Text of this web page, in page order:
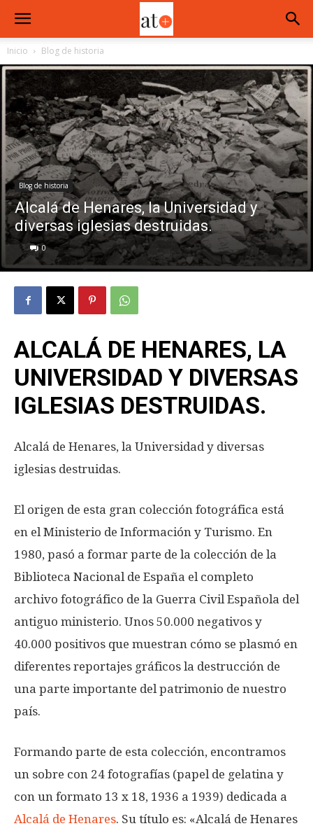
Inicio Blog de historia
Blog de historia
Alcalá de Henares, la Universidad y
diversas iglesias destruidas.
0
ALCALÁ DE HENARES, LA
UNIVERSIDAD Y DIVERSAS
IGLESIAS DESTRUIDAS.
Alcalá de Henares, la Universidad y diversas
iglesias destruidas.
El origen de esta gran colección fotográfica está
en el Ministerio de Información y Turismo. En
1980, pasó a formar parte de la colección de la
Biblioteca Nacional de España el completo
archivo fotográfico de la Guerra Civil Española del
antiguo ministerio. Unos 50.000 negativos y
40.000 positivos que muestran cómo se plasmó en
diferentes reportajes gráficos la destrucción de
una parte importante del patrimonio de nuestro
país.
Formando parte de esta colección, encontramos
un sobre con 24 fotografías (papel de gelatina y
con un formato 13 x 18, 1936 a 1939) dedicada a
Alcalá de Henares. Su título es: «Alcalá de Henares